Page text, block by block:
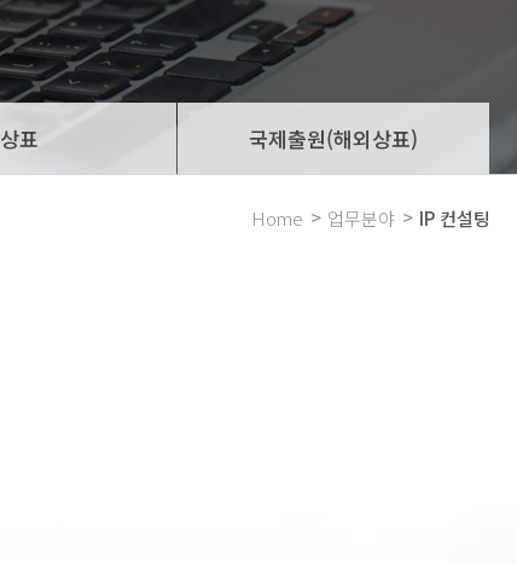
상표 국제출원(해외상표)
Home 업무분야 IP 컨설팅